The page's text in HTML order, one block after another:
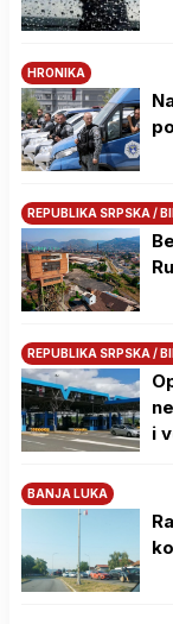
HRONIKA
REPUBLIKA SRPSKA /
REPUBLIKA SRPSKA /
i
BANJA LUKA